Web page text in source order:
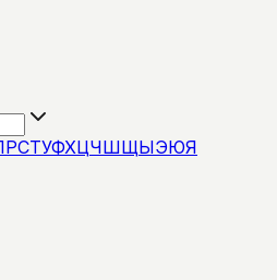
РСТУФХЦЧШЩЫЭЮЯ